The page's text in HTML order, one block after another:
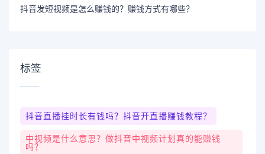
抖音发短视频是怎么赚钱的？赚钱方式有哪些？
标签
抖音直播挂时长有钱吗？抖音开直播赚钱教程？
中视频是什么意思？做抖音中视频计划真的能赚钱
吗？